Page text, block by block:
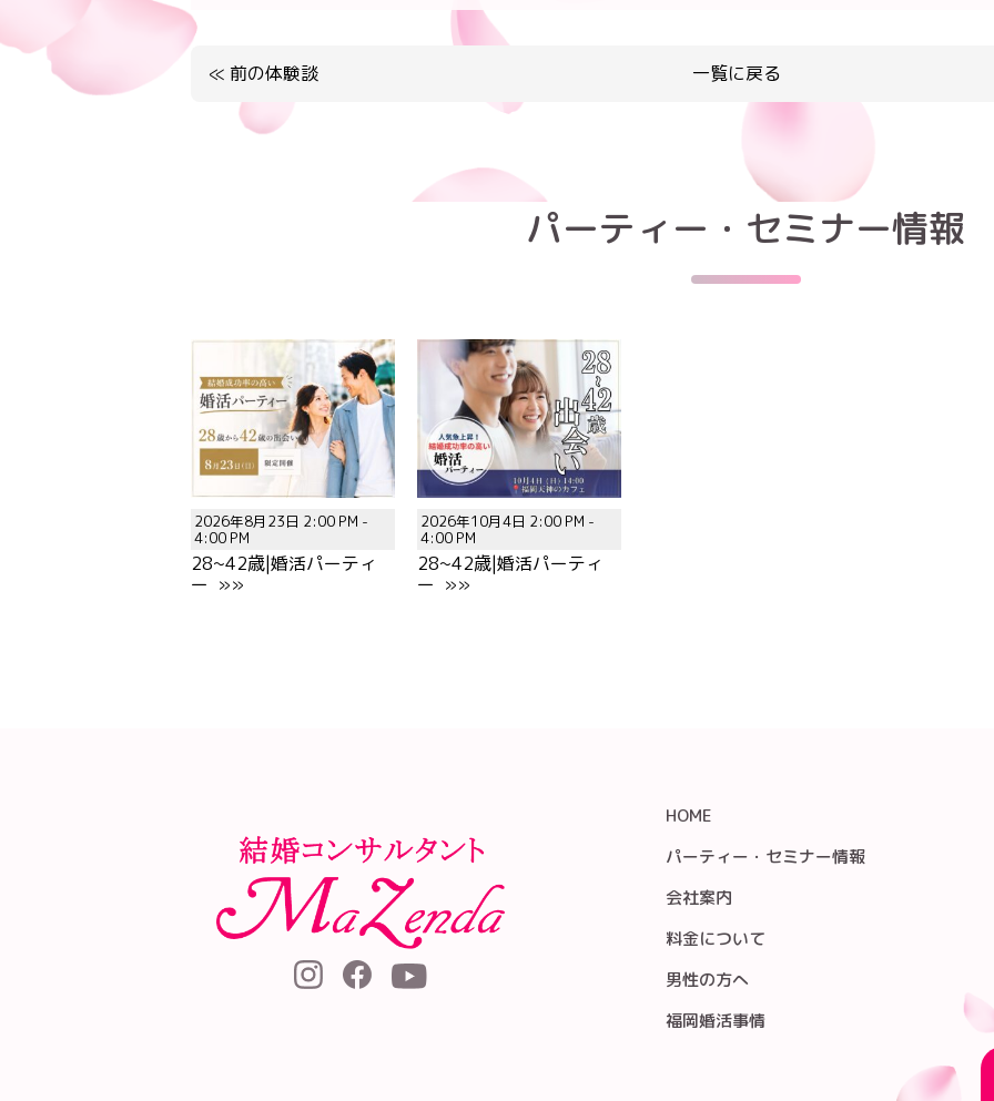
≪ 前の体験談 一覧に戻る
パーティー・セミナー情報
2026年8月23日 2:00 PM -
4:00 PM
28~42歳|婚活パーティ
ー »»
2026年10月4日 2:00 PM -
4:00 PM
28~42歳|婚活パーティ
ー »»
HOME
パーティー・セミナー情報
会社案内
料金について
男性の方へ
福岡婚活事情